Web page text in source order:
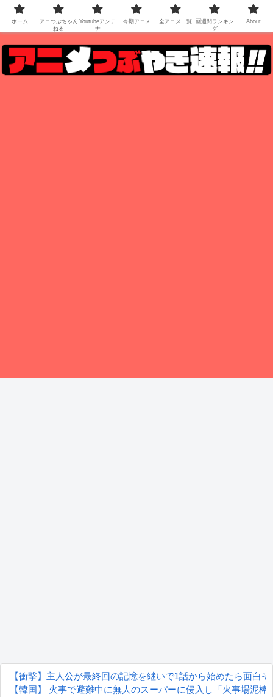
【衝撃】主人公が最終回の記憶を継いで1話から始めたら面白
【韓国】 火事で避難中に無人のスーパーに侵入し「火事場泥
ホーム
アニつぶちゃん
ねる
Youtubeアンテ
ナ
今期アニメ 全アニメ一覧
🆕週間ランキン
グ
About